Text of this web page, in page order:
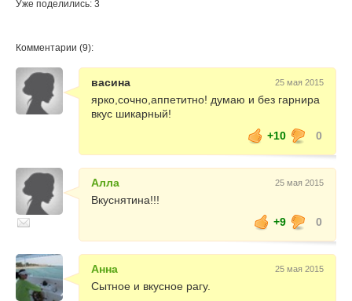
Уже поделились: 3
Комментарии (9):
васина 25 мая 2015
ярко,сочно,аппетитно! думаю и без гарнира
вкус шикарный!
+10
0
Алла 25 мая 2015
Вкуснятина!!!
+9
0
Анна 25 мая 2015
Сытное и вкусное рагу.